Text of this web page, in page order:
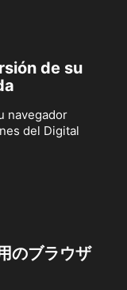
de su
navegador
del Digital
のブラウザ